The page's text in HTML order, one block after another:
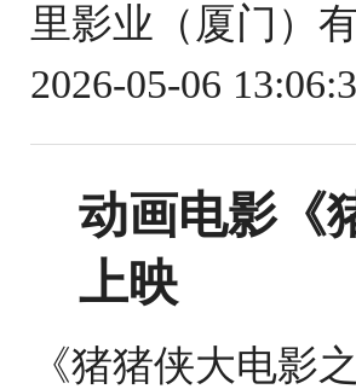
里影业（厦门）
2026-05-06
动画电影《
上映
《猪猪侠大电影